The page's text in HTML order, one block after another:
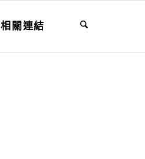
相關連結